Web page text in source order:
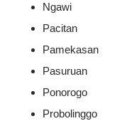
Ngawi
Pacitan
Pamekasan
Pasuruan
Ponorogo
Probolinggo